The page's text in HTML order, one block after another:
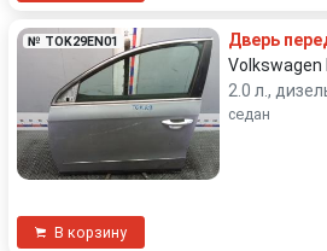
№ TOK29EN01
Дверь
Volkswagen
2.0 л.,
седан
В корзину